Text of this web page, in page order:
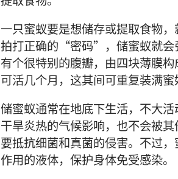
一只蜜蚁要是想储存或提取食物，
拍打正确的 “密码”， 储蜜蚁就会
有个很特别的腹瓣， 由四块薄膜构
可活几个月 ， 这其间可重复装满蜜
储蜜蚁通常在地底下生活， 不大活
干旱炎热的气候影响， 也不会被其
要抵抗细菌和真菌的侵害。 不过，
作用的液体， 保护身体免受感染。